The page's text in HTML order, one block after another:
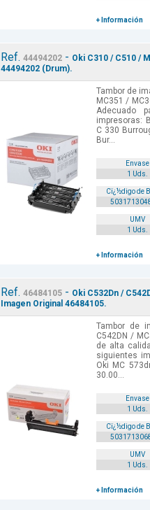
+ Información
Ref. 44494202- Oki C310 / C510 /
44494202 (Drum).
Tambor de
MC351 /
Adecuado
impresoras:
C 330
Bur...
Envase
1 Uds.
Cï¿½digo de
UMV
1 Uds.
+ Información
Ref. 46484105- Oki C532Dn /
Imagen Original 46484105.
Tambor de
C542DN /
de alta
siguientes
Oki MC
30.00...
Envase
1 Uds.
Cï¿½digo de
UMV
1 Uds.
+ Información